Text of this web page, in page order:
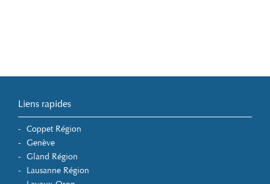
Liens rapides
Coppet Région
Genève
Gland Région
Lausanne Région